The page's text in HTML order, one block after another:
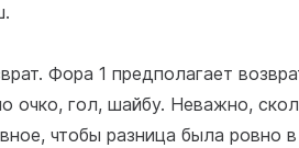
Фора 1 предполагает
очко, гол, шайбу. Неважно,
чтобы разница была ровно